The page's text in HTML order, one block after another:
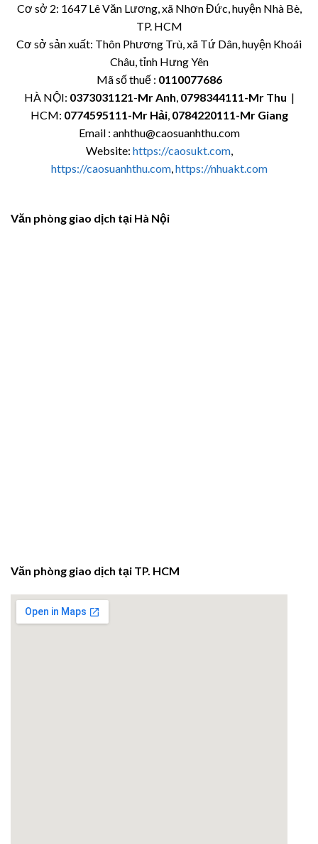
Cơ sở 2: 1647 Lê Văn Lương, xã Nhơn Đức, huyện Nhà Bè,
TP. HCM
Cơ sở sản xuất: Thôn Phương Trù, xã Tứ Dân, huyện Khoái
Châu, tỉnh Hưng Yên
Mã số thuế : 0110077686
HÀ NỘI: 0373031121-Mr Anh, 0798344111-Mr Thu |
HCM: 0774595111-Mr Hải, 0784220111-Mr Giang
Email : anhthu@caosuanhthu.com
Website: https://caosukt.com,
https://caosuanhthu.com,https://nhuakt.com
Văn phòng giao dịch tại Hà Nội
Văn phòng giao dịch tại TP. HCM